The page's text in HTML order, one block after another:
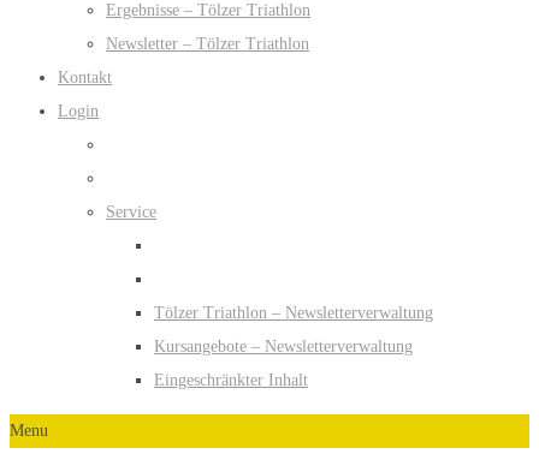
Ergebnisse – Tölzer Triathlon
Newsletter – Tölzer Triathlon
Kontakt
Login
Service
Tölzer Triathlon – Newsletterverwaltung
Kursangebote – Newsletterverwaltung
Eingeschränkter Inhalt
Menu